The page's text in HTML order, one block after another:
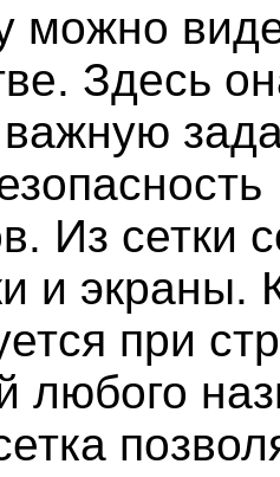
можно
Здесь
Из сетки
и экраны.
при
любого